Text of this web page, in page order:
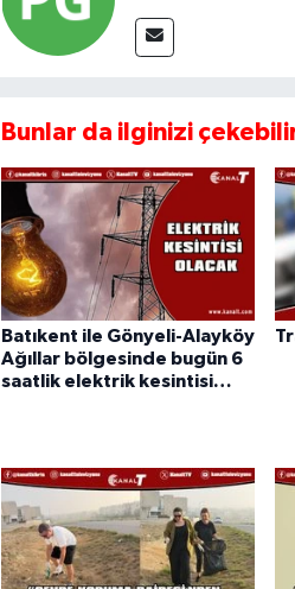
Bunlar da ilginizi
Batıkent ile Gönyeli-Alayköy
Ağıllar bölgesinde bugün 6
saatlik elektrik kesintisi…